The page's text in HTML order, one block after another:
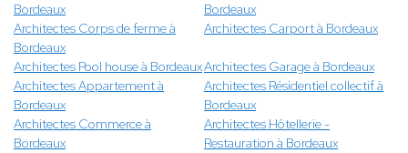
Bordeaux
Bordeaux
Architectes Corps de ferme à
Bordeaux
Architectes Carport à Bordeaux
Architectes Pool house à BordeauxArchitectes Garage à Bordeaux
Architectes Appartement à
Bordeaux
Architectes Résidentiel collectif à
Bordeaux
Architectes Commerce à
Bordeaux
Architectes Hôtellerie -
Restauration à Bordeaux